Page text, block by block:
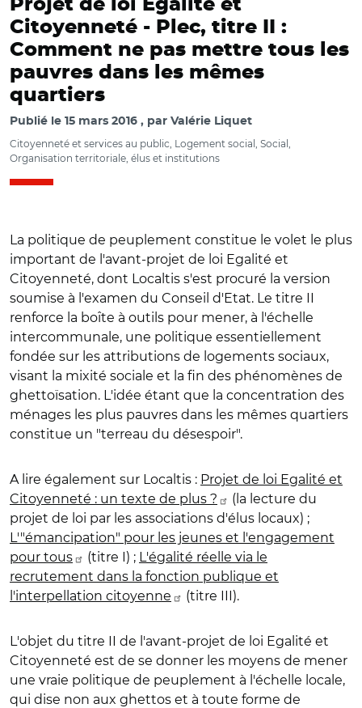
Projet de loi Egalité et
Citoyenneté - Plec, titre II :
Comment ne pas mettre tous les
pauvres dans les mêmes
quartiers
Publié le 15 mars 2016 par Valérie Liquet
Citoyenneté et services au public, Logement social, Social,
Organisation territoriale, élus et institutions
La politique de peuplement constitue le volet le plus
important de l'avant-projet de loi Egalité et
Citoyenneté, dont Localtis s'est procuré la version
soumise à l'examen du Conseil d'Etat. Le titre II
renforce la boîte à outils pour mener, à l'échelle
intercommunale, une politique essentiellement
fondée sur les attributions de logements sociaux,
visant la mixité sociale et la fin des phénomènes de
ghettoïsation. L'idée étant que la concentration des
ménages les plus pauvres dans les mêmes quartiers
constitue un "terreau du désespoir".
A lire également sur Localtis : Projet de loi Egalité et
Citoyenneté : un texte de plus ?
(la lecture du
projet de loi par les associations d'élus locaux) ;
L'"émancipation" pour les jeunes et l'engagement
pour tous
(titre I) ; L'égalité réelle via le
recrutement dans la fonction publique et
l'interpellation citoyenne
(titre III).
L'objet du titre II de l'avant-projet de loi Egalité et
Citoyenneté est de se donner les moyens de mener
une vraie politique de peuplement à l'échelle locale,
qui dise non aux ghettos et à toute forme de